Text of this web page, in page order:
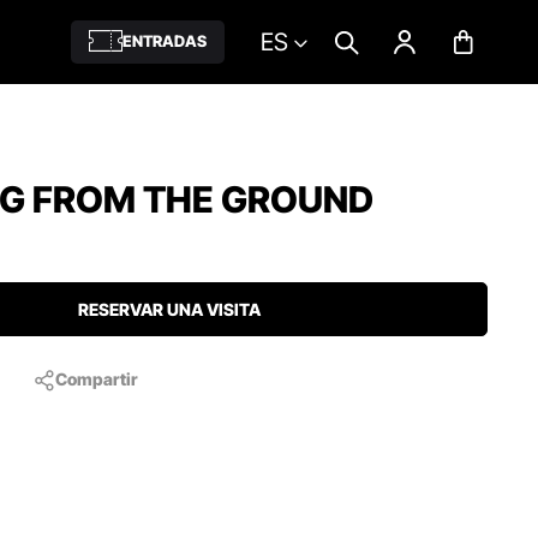
ENTRADAS ES
FROM THE GROUND
RESERVAR UNA VISITA
Compartir